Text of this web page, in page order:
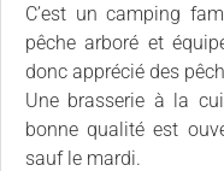
C’est un camping
pêche arboré et
donc apprécié des
Une brasserie à la
bonne qualité est
sauf le mardi.